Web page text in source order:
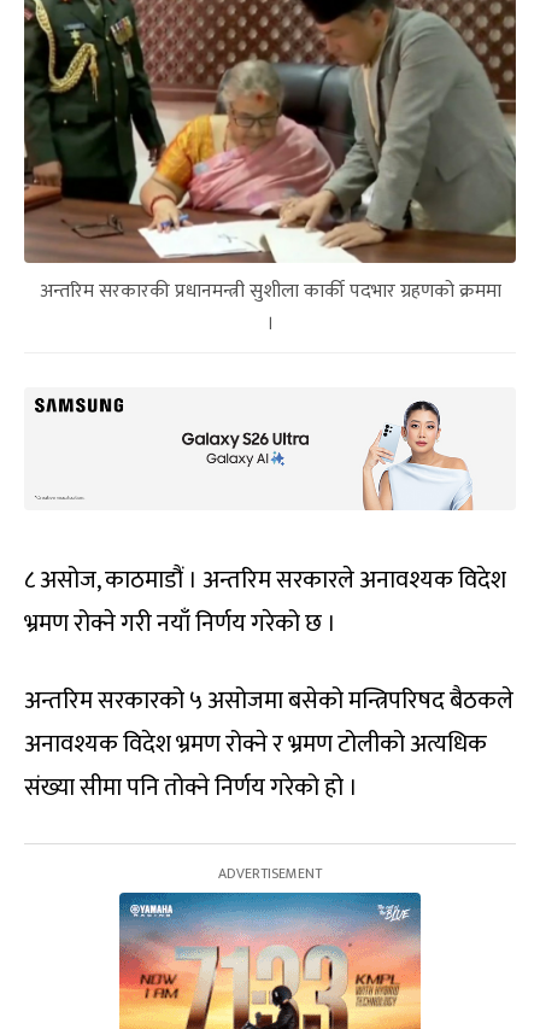
अन्तरिम सरकारकी प्रधानमन्त्री सुशीला कार्की पदभार ग्रहणको क्रममा
।
८ असोज, काठमाडौं । अन्तरिम सरकारले अनावश्यक विदेश
भ्रमण रोक्ने गरी नयाँ निर्णय गरेको छ ।
अन्तरिम सरकारको ५ असोजमा बसेको मन्त्रिपरिषद बैठकले
अनावश्यक विदेश भ्रमण रोक्ने र भ्रमण टोलीको अत्यधिक
संख्या सीमा पनि तोक्ने निर्णय गरेको हो ।